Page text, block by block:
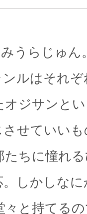
うらじゅん
ルはそれ
ジサンと
せていい
ちに憧れ
しかしな
と持てる